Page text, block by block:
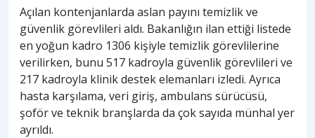
Açılan kontenjanlarda aslan payını temizlik ve
güvenlik görevlileri aldı. Bakanlığın ilan ettiği listede
en yoğun kadro 1306 kişiyle temizlik görevlilerine
verilirken, bunu 517 kadroyla güvenlik görevlileri ve
217 kadroyla klinik destek elemanları izledi. Ayrıca
hasta karşılama, veri giriş, ambulans sürücüsü,
şoför ve teknik branşlarda da çok sayıda münhal yer
ayrıldı.